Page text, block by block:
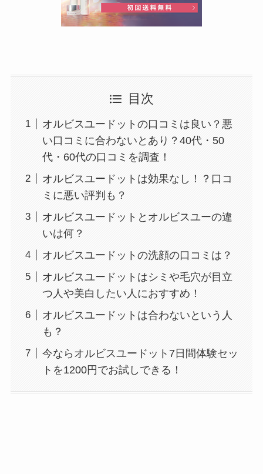
目次
オルビスユードットの口コミは良い？悪
い口コミに合わないとあり？40代・50
代・60代の口コミを調査！
オルビスユードットは効果なし！？口コ
ミに悪い評判も？
オルビスユードットとオルビスユーの違
いは何？
オルビスユードットの洗顔の口コミは？
オルビスユードットはシミや毛穴が目立
つ人や美白したい人におすすめ！
オルビスユードットは合わないという人
も？
今ならオルビスユードット7日間体験セッ
トを1200円でお試しできる！